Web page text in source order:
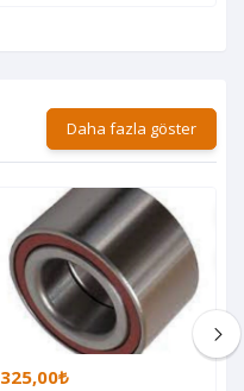
Daha fazla göster
325,00₺